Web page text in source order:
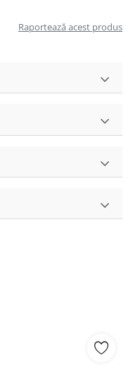
Raportează acest produs